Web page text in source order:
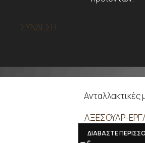
ΣΥΝΔΕΣΗ
Ανταλλακτικές
ΑΞΕΣΟΥΑΡ-
ΔΙΑΒΑΣΤΕ